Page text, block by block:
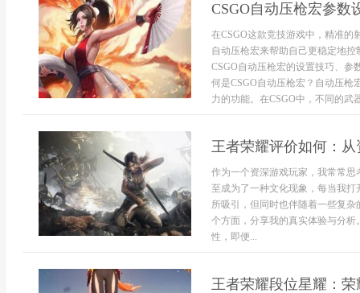
CSGO自动压枪宏参数
在CSGO这款竞技游戏中，精准的
自动压枪宏来帮助自己更稳定地
CSGO自动压枪宏的设置技巧、参
何是CSGO自动压枪宏？自动压枪
力的功能。在CSGO中，不同的武
王者荣耀评价如何：
作为一个资深游戏玩家，我常常
至成为了一种文化现象，每当我
所吸引，但同时也伴随着一些复
个方面，分享我的真实体验与分
性，即便...
王者荣耀段位星耀：